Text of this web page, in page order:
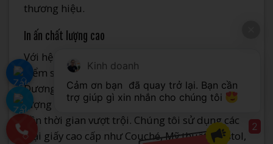
thương hiệu.
In ấn chất lượng cao
Với hệ thống máy móc hiện đại và quy trình
kiểm soát chất lượng nghiêm ngặt, In Ấn Ánh
Dương cam kết cung cấp sản phẩm in ấn chất
lượng cao, màu sắc trung thực, độ sắc nét và độ
bền thời gian vượt trội. Chúng tôi sử dụng các
loại giấy cao cấp như Couché, Mỹ thuật, Bristol,
Kinh doanh
Cảm ơn bạn đã quay trở lại. Bạn cần
trợ giúp gì xin nhắn cho chúng tôi
2